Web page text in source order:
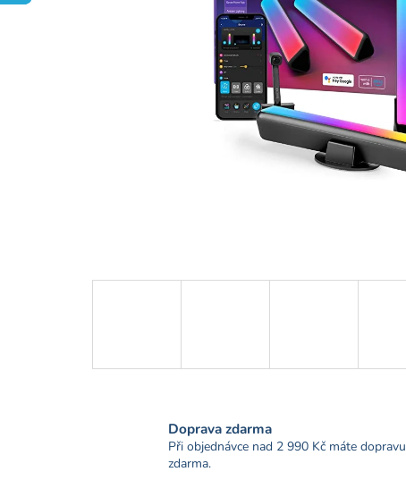
Doprava zdarma
Při objednávce nad 2 990 Kč máte dopravu
zdarma.